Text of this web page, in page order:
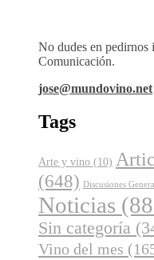
No dudes en
Comunicación.
jose@mundovino.net
Tags
Arte y vino (10)
(648) Discusiones
Noticias
Sin categoría
Vino del mes